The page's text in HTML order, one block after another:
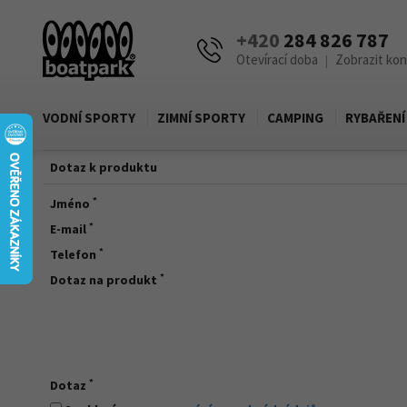
+420 284 826 787
Otevírací doba | Zobrazit
VODNÍ SPORTY ZIMNÍ SPORTY CAMPING RYBAŘENÍ
Dotaz k produktu
Jméno *
E-mail *
Telefon *
Dotaz na produkt *
Dotaz *